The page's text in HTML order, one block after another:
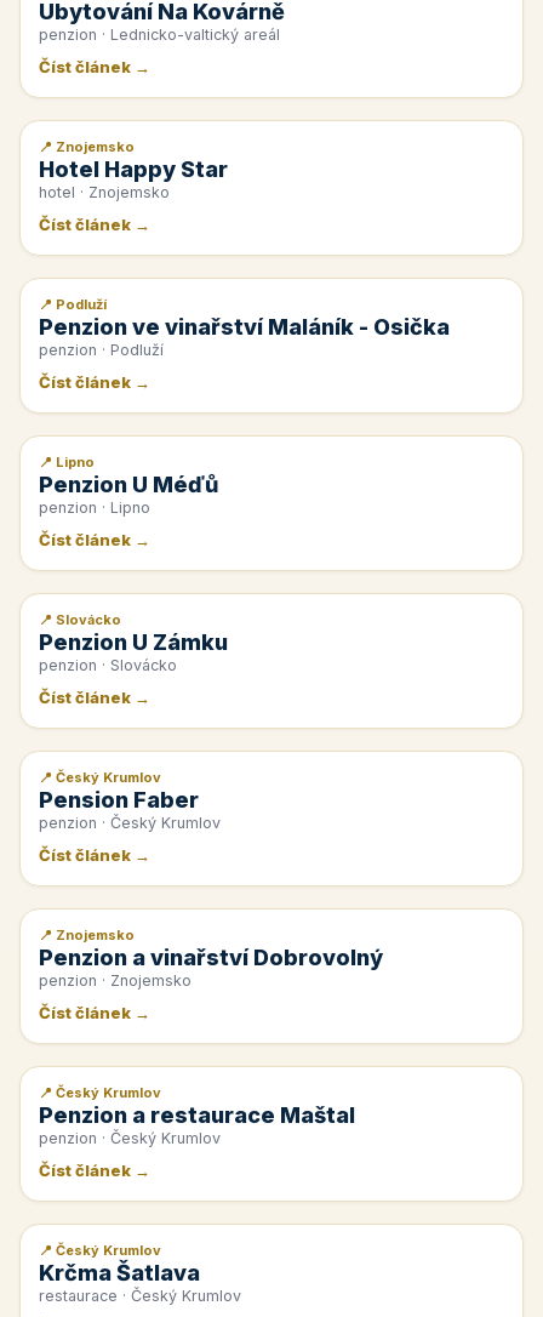
Ubytování Na Kovárně
penzion · Lednicko-valtický areál
Číst článek →
📰 PR článek
📍 Znojemsko
Hotel Happy Star
hotel · Znojemsko
Číst článek →
📰 PR článek
📍 Podluží
Penzion ve vinařství Maláník - Osička
penzion · Podluží
Číst článek →
📰 PR článek
📍 Lipno
Penzion U Méďů
penzion · Lipno
Číst článek →
📰 PR článek
📍 Slovácko
Penzion U Zámku
penzion · Slovácko
Číst článek →
📰 PR článek
📍 Český Krumlov
Pension Faber
penzion · Český Krumlov
Číst článek →
📰 PR článek
📍 Znojemsko
Penzion a vinařství Dobrovolný
penzion · Znojemsko
Číst článek →
📰 PR článek
📍 Český Krumlov
Penzion a restaurace Maštal
penzion · Český Krumlov
Číst článek →
📰 PR článek
📍 Český Krumlov
Krčma Šatlava
restaurace · Český Krumlov